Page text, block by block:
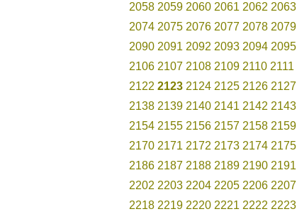
2058 2059 2060 2061 2062 2063
2074 2075 2076 2077 2078 2079
2090 2091 2092 2093 2094 2095
2106 2107 2108 2109 2110 2111
2122 2123 2124 2125 2126 2127
2138 2139 2140 2141 2142 2143
2154 2155 2156 2157 2158 2159
2170 2171 2172 2173 2174 2175
2186 2187 2188 2189 2190 2191
2202 2203 2204 2205 2206 2207
2218 2219 2220 2221 2222 2223